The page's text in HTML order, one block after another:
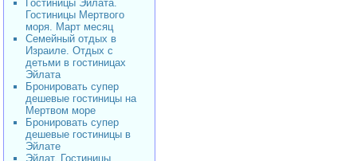
Гостиницы Эйлата.
Гостиницы Мертвого
моря. Март месяц
Семейный отдых в
Израиле. Отдых с
детьми в гостиницах
Эйлата
Бронировать супер
дешевые гостиницы на
Мертвом море
Бронировать супер
дешевые гостиницы в
Эйлате
Эйлат. Гостиницы